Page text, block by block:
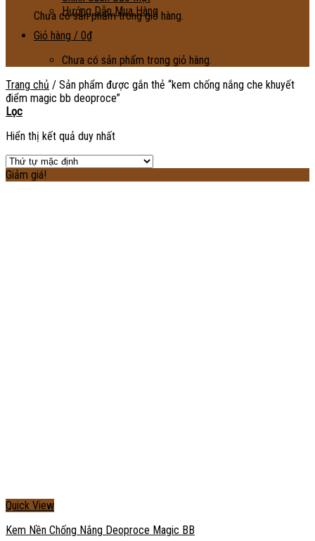
Chưa có sản phẩm trong giỏ hàng.
Hướng Dẫn Mua Hàng
Giỏ hàng / 0₫
Chưa có sản phẩm trong giỏ hàng.
Trang chủ / Sản phẩm được gắn thẻ “kem chống nắng che khuyết
điểm magic bb deoproce”
Lọc
Hiển thị kết quả duy nhất
Giảm giá!
Quick View
Kem Nền Chống Nắng Deoproce Magic BB